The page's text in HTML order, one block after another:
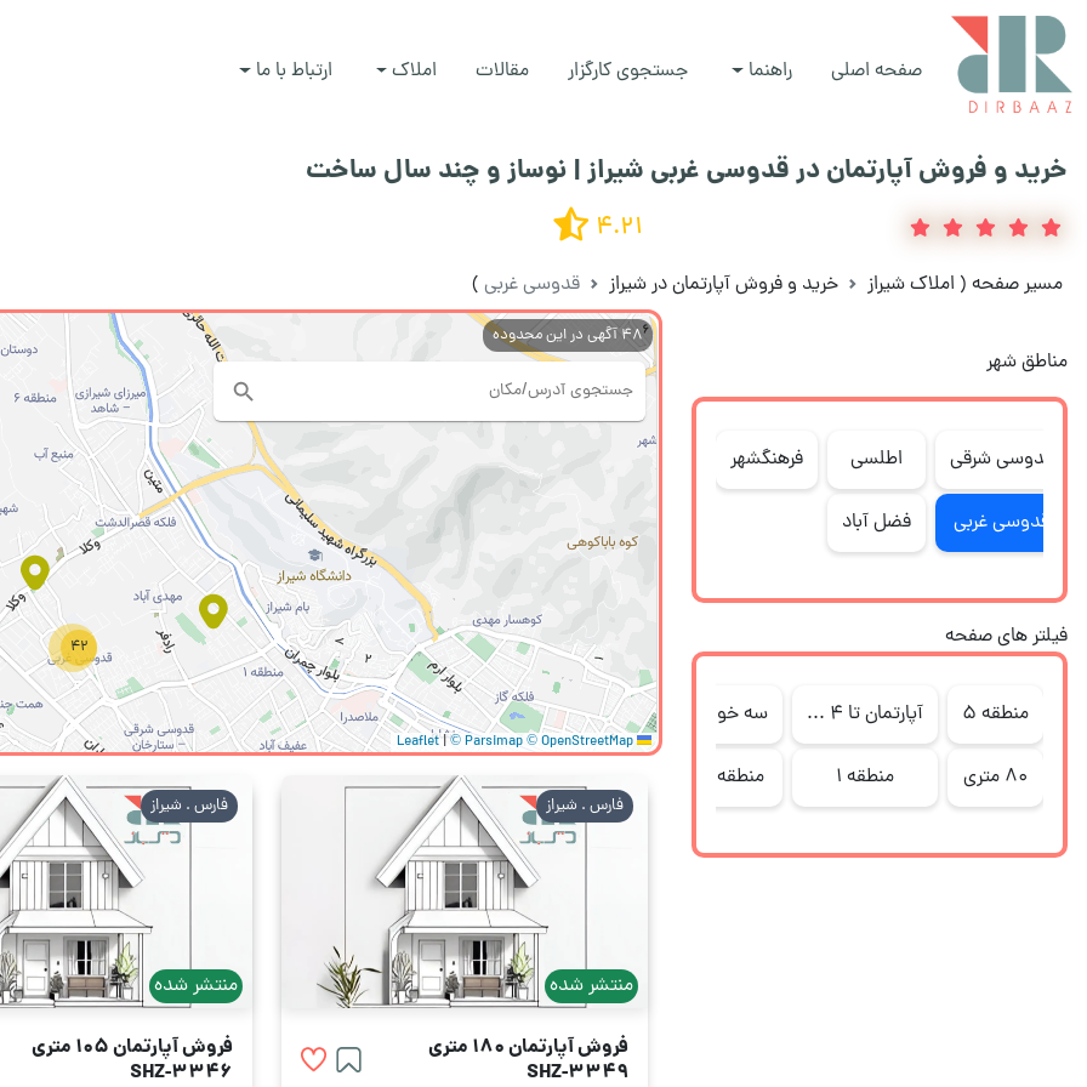
صفحه اصلی راهنما جستجوی کارگزار مقالات املاک ارتباط با ما
خرید و فروش آپارتمان در قدوسی غربی شیراز | نوساز و چند سال ساخت
4.21
مسیر صفحه ( قدوسی غربی خرید و فروش آپارتمان در شیراز املاک شیراز )
مناطق شهر
قدوسی شرقی
قدوسی غربی
اطلسی
فضل آباد
فرهنگشهر
فیلتر های صفحه
منطقه 5
80 متری
آپارتمان تا 4 میلیارد
منطقه ۱
سه خوابه
منطقه 9
تا سه میلیارد تا 1 میلیارد
منطقه ۲
منطقه 10 منطقه 6 یک خوابه 60 متری
منطقه 3
48 آگهی در این محدوده
42
|© Parsimap© OpenStreetMap
منتشر شده
فارس . شیراز
فروش آپارتمان 180 متری
SHZ-3349
منتشر شده
فارس . شیراز
فروش آپارتمان 105 متری
SHZ-3346